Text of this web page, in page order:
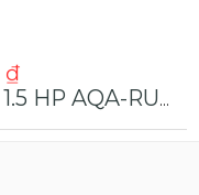
₫
Máy Lạnh Aqua Inverter 1.5 HP AQA-RUV13RB | Máy Lạnh Giá Sỉ